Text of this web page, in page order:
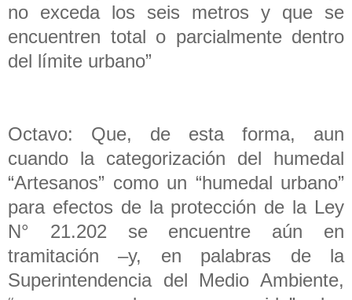
no exceda los seis metros y que se
encuentren total o parcialmente dentro
del límite urbano”
Octavo: Que, de esta forma, aun
cuando la categorización del humedal
“Artesanos” como un “humedal urbano”
para efectos de la protección de la Ley
N° 21.202 se encuentre aún en
tramitación –y, en palabras de la
Superintendencia del Medio Ambiente,